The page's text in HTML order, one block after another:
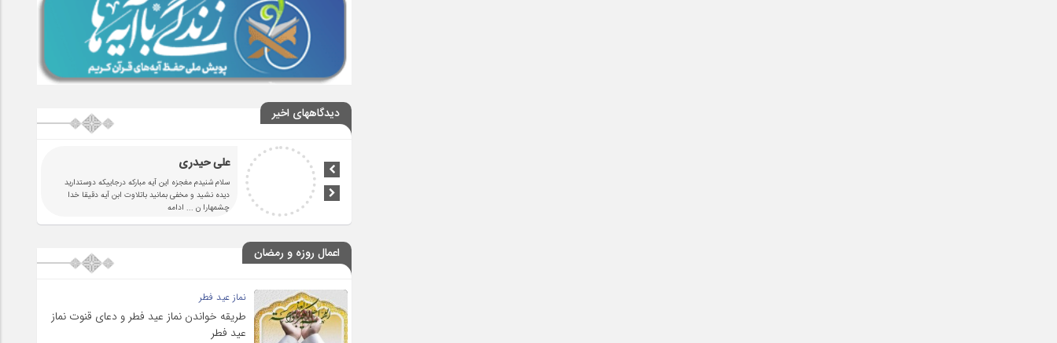
دیدگاههای اخیر
علی حیدری
سلام شنیدم مغجزه این آیه مبارکه درجاییکه دوستدارید
دیده نشید و مخفی بمانید باتلاوت ابن آیه دقیقا خدا
چشمهارا ن ... ادامه
اعمال روزه و رمضان
نماز عید فطر
طریقه خواندن نماز عید فطر و دعای قنوت نماز
عید فطر